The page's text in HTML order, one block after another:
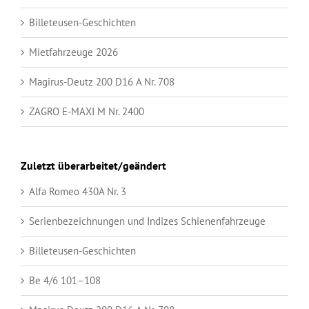
Billeteusen-Geschichten
Mietfahrzeuge 2026
Magirus-Deutz 200 D16 A Nr. 708
ZAGRO E-MAXI M Nr. 2400
Zuletzt überarbeitet/geändert
Alfa Romeo 430A Nr. 3
Serienbezeichnungen und Indizes Schienenfahrzeuge
Billeteusen-Geschichten
Be 4/6 101–108